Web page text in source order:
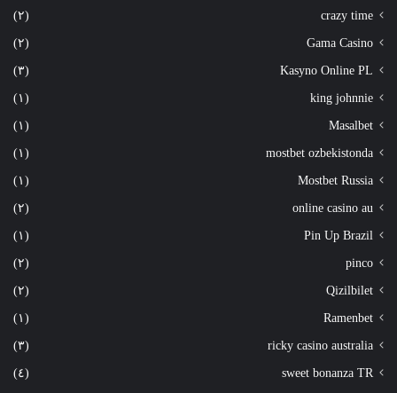
crazy time (٢)
Gama Casino (٢)
Kasyno Online PL (٣)
king johnnie (١)
Masalbet (١)
mostbet ozbekistonda (١)
Mostbet Russia (١)
online casino au (٢)
Pin Up Brazil (١)
pinco (٢)
Qizilbilet (٢)
Ramenbet (١)
ricky casino australia (٣)
sweet bonanza TR (٤)